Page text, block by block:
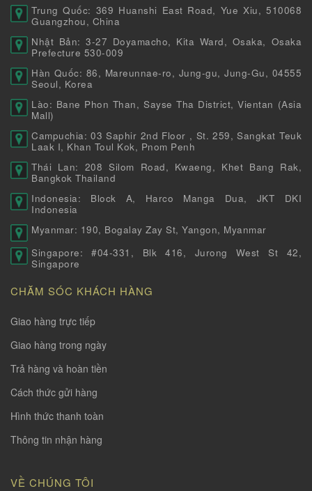
Trung Quốc: 369 Huanshi East Road, Yue Xiu, 510068
Guangzhou, China
Nhật Bản: 3-27 Doyamacho, Kita Ward, Osaka, Osaka
Prefecture 530-009
Hàn Quốc: 86, Mareunnae-ro, Jung-gu, Jung-Gu, 04555
Seoul, Korea
Lào: Bane Phon Than, Sayse Tha District, Vientan (Asia
Mall)
Campuchia: 03 Saphir 2nd Floor , St. 259, Sangkat Teuk
Laak I, Khan Toul Kok, Pnom Penh
Thái Lan: 208 Silom Road, Kwaeng, Khet Bang Rak,
Bangkok Thailand
Indonesia: Block A, Harco Manga Dua, JKT DKI
Indonesia
Myanmar: 190, Bogalay Zay St, Yangon, Myanmar
Singapore: #04-331, Blk 416, Jurong West St 42,
Singapore
CHĂM SÓC KHÁCH HÀNG
Giao hàng trực tiếp
Giao hàng trong ngày
Trả hàng và hoàn tiền
Cách thức gửi hàng
Hình thức thanh toàn
Thông tin nhận hàng
VỀ CHÚNG TÔI